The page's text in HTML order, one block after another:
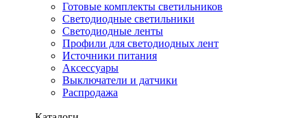
Готовые комплекты светильников
Светодиодные светильники
Светодиодные ленты
Профили для светодиодных лент
Источники питания
Аксессуары
Выключатели и датчики
Распродажа